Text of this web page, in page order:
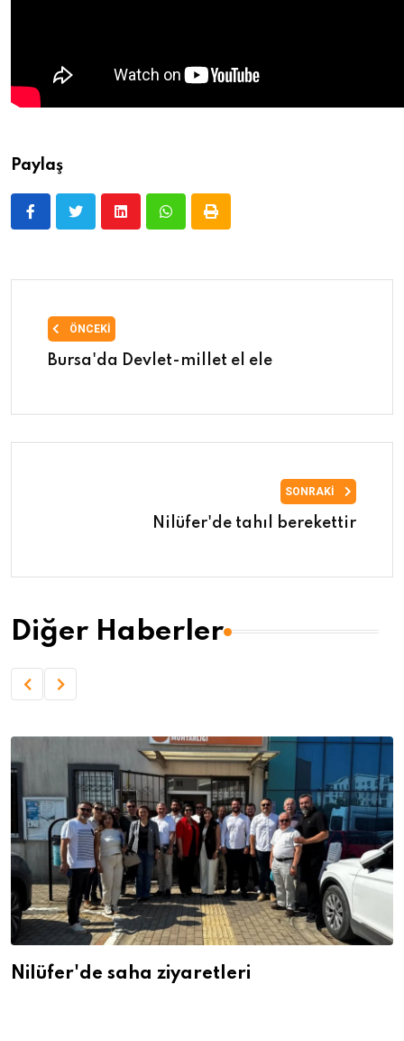
Paylaş
ÖNCEKI
Bursa'da Devlet-millet el ele
SONRAKI
Nilüfer'de tahıl berekettir
Diğer Haberler
Nilüfer'de saha ziyaretleri